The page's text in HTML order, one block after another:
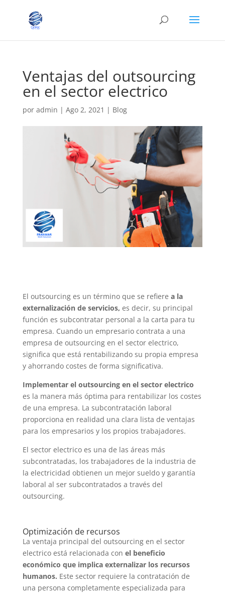
Ventajas del outsourcing
en el sector electrico
por admin | Ago 2, 2021 | Blog
El outsourcing es un término que se refiere a la
externalización de servicios, es decir, su principal
función es subcontratar personal a la carta para tu
empresa. Cuando un empresario contrata a una
empresa de outsourcing en el sector electrico,
significa que está rentabilizando su propia empresa
y ahorrando costes de forma significativa.
Implementar el outsourcing en el sector electrico
es la manera más óptima para rentabilizar los costes
de una empresa. La subcontratación laboral
proporciona en realidad una clara lista de ventajas
para los empresarios y los propios trabajadores.
El sector electrico es una de las áreas más
subcontratadas, los trabajadores de la industria de
la electricidad obtienen un mejor sueldo y garantía
laboral al ser subcontratados a través del
outsourcing.
Optimización de recursos
La ventaja principal del outsourcing en el sector
electrico está relacionada con el beneficio
económico que implica externalizar los recursos
humanos. Este sector requiere la contratación de
una persona completamente especializada para